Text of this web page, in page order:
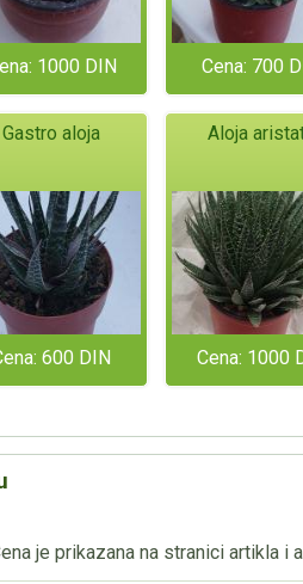
1000 DIN Cena: 700
Gastro aloja
600 DIN
Aloja
Cena: 1000
je prikazana na stranici artikla i